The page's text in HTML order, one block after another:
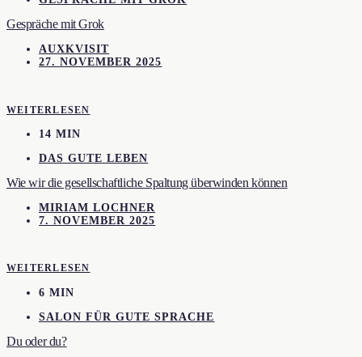
Gespräche mit Grok
AUXKVISIT
27. NOVEMBER 2025
WEITERLESEN
14 MIN
DAS GUTE LEBEN
Wie wir die gesellschaftliche Spaltung überwinden können
MIRIAM LOCHNER
7. NOVEMBER 2025
WEITERLESEN
6 MIN
SALON FÜR GUTE SPRACHE
Du oder du?